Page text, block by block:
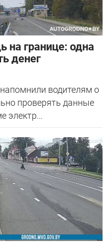
на границе: одна
денег
водителям о
проверять данные
электр...